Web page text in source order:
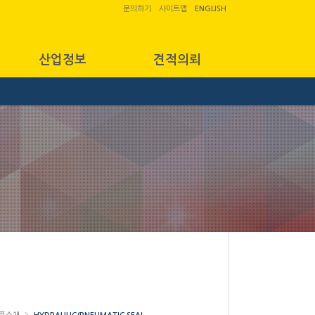
산업정보 견적의뢰
문의하기 사이트맵 ENGLISH